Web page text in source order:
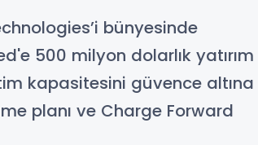
bünyesinde
500 milyon dolarlık yatırım
kapasitesini güvence altına
planı ve Charge Forward